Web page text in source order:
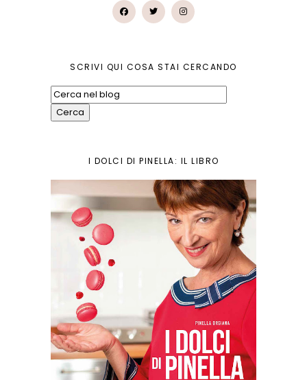
SCRIVI QUI COSA STAI CERCANDO
I DOLCI DI PINELLA: IL LIBRO